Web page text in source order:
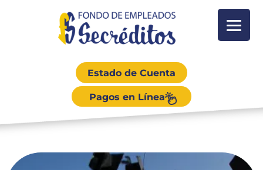
Estado de Cuenta
Pagos en Línea